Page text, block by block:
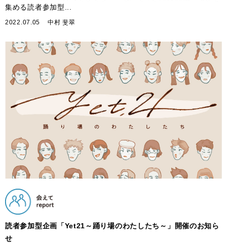
集める読者参加型...
2022.07.05 中村 斐翠
読者参加型企画「Yet21～踊り場のわたしたち～」開催のお知ら
せ